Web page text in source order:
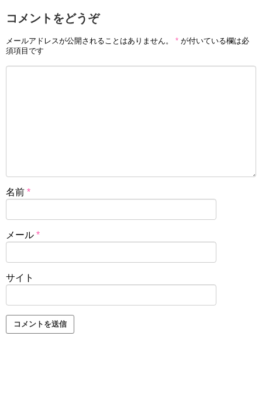
コメントをどうぞ
メールアドレスが公開されることはありません。 * が付いている欄は必
須項目です
名前 *
メール *
サイト